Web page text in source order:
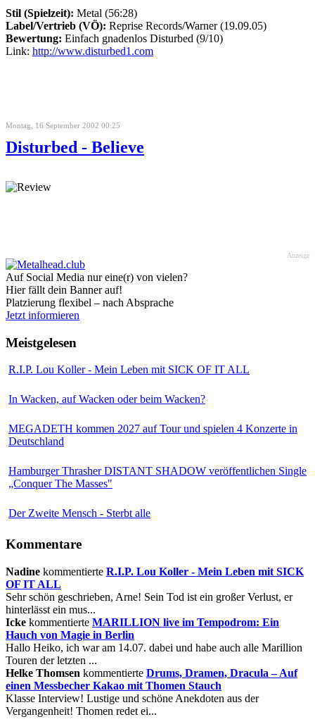
Stil (Spielzeit): Metal (56:28)
Label/Vertrieb (VÖ): Reprise Records/Warner (19.09.05)
Bewertung: Einfach gnadenlos Disturbed (9/10)
Link: http://www.disturbed1.com
Montag, 16 September 2002 00:25
Disturbed - Believe
Anzeige
Auf Social Media nur eine(r) von vielen?
Hier fällt dein Banner auf!
Platzierung flexibel – nach Absprache
Jetzt informieren
Meistgelesen
R.I.P. Lou Koller - Mein Leben mit SICK OF IT ALL
In Wacken, auf Wacken oder beim Wacken?
MEGADETH kommen 2027 auf Tour und spielen 4 Konzerte in
Deutschland
Hamburger Thrasher DISTANT SHADOW veröffentlichen Single
„Conquer The Masses"
Der Zweite Mensch - Sterbt alle
Kommentare
Nadine kommentierte R.I.P. Lou Koller - Mein Leben mit SICK
OF IT ALL
Sehr schön geschrieben, Arne! Sein Tod ist ein großer Verlust, er
hinterlässt ein mus...
Icke kommentierte MARILLION live im Tempodrom: Ein
Hauch von Magie in Berlin
Hallo Heiko, ich war am 14.07. dabei und habe auch alle Marillion
Touren der letzten ...
Helke Thomsen kommentierte Drums, Dramen, Dracula – Auf
einen Messbecher Kakao mit Thomen Stauch
Klasse Interview! Lustige und schöne Anekdoten aus der
Vergangenheit! Thomen redet ei...